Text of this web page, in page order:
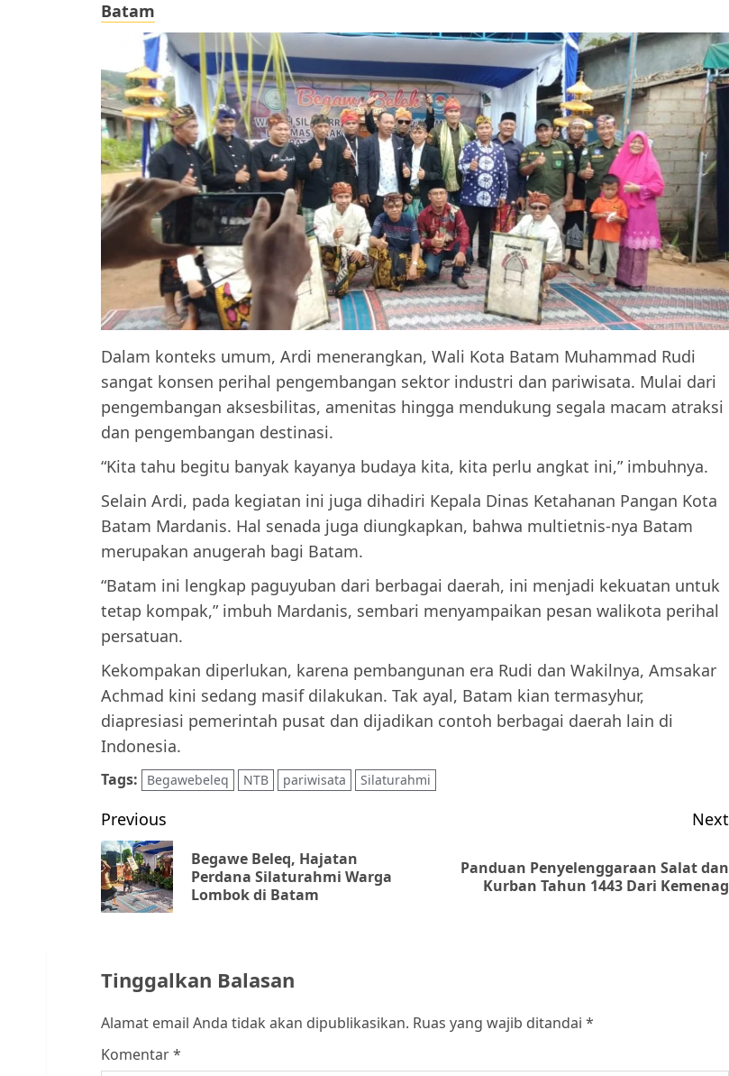
Batam
Dalam konteks umum, Ardi menerangkan, Wali Kota Batam Muhammad Rudi
sangat konsen perihal pengembangan sektor industri dan pariwisata. Mulai dari
pengembangan aksesbilitas, amenitas hingga mendukung segala macam atraksi
dan pengembangan destinasi.
“Kita tahu begitu banyak kayanya budaya kita, kita perlu angkat ini,” imbuhnya.
Selain Ardi, pada kegiatan ini juga dihadiri Kepala Dinas Ketahanan Pangan Kota
Batam Mardanis. Hal senada juga diungkapkan, bahwa multietnis-nya Batam
merupakan anugerah bagi Batam.
“Batam ini lengkap paguyuban dari berbagai daerah, ini menjadi kekuatan untuk
tetap kompak,” imbuh Mardanis, sembari menyampaikan pesan walikota perihal
persatuan.
Kekompakan diperlukan, karena pembangunan era Rudi dan Wakilnya, Amsakar
Achmad kini sedang masif dilakukan. Tak ayal, Batam kian termasyhur,
diapresiasi pemerintah pusat dan dijadikan contoh berbagai daerah lain di
Indonesia.
Tags: Begawebeleq NTB pariwisata Silaturahmi
Post
navigation
Previous
Previous
Begawe Beleq, Hajatan
Perdana Silaturahmi Warga
Lombok di Batam
Next
Panduan Penyelenggaraan Salat dan
Kurban Tahun 1443 Dari Kemenag
Tinggalkan Balasan
Alamat email Anda tidak akan dipublikasikan. Ruas yang wajib ditandai *
Komentar*